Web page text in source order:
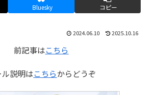
Bluesky コピー
2024.06.10 2025.10.16
前記事はこちら
説明はこちらからどうぞ